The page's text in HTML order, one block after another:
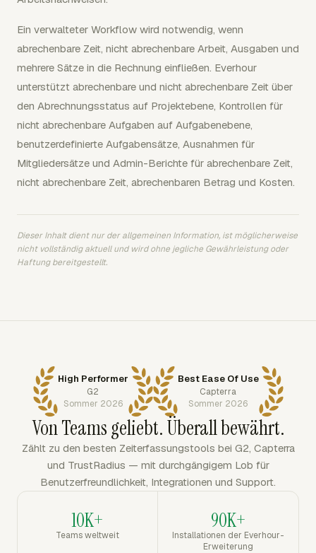
Ein verwalteter Workflow wird notwendig, wenn
abrechenbare Zeit, nicht abrechenbare Arbeit, Ausgaben und
mehrere Sätze in die Rechnung einfließen. Everhour
unterstützt abrechenbare und nicht abrechenbare Zeit über
den Abrechnungsstatus auf Projektebene, Kontrollen für
nicht abrechenbare Aufgaben auf Aufgabenebene,
benutzerdefinierte Aufgabensätze, Ausnahmen für
Mitgliedersätze und Admin-Berichte für abrechenbare Zeit,
nicht abrechenbare Zeit, abrechenbaren Betrag und Kosten.
Dieser Inhalt dient nur der allgemeinen Information, ist möglicherweise
nicht vollständig aktuell und wird ohne jegliche Gewährleistung oder
Haftung bereitgestellt.
High Performer
G2
Sommer 2026
Best Ease Of Use
Capterra
Sommer 2026
Von Teams geliebt. Überall bewährt.
Zählt zu den besten Zeiterfassungstools bei G2, Capterra
und TrustRadius — mit durchgängigem Lob für
Benutzerfreundlichkeit, Integrationen und Support.
10K+
Teams weltweit
90K+
Installationen der Everhour-
Erweiterung